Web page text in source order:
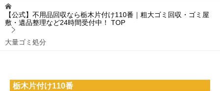
【公式】不用品回収なら栃木片付け110番｜粗大ゴミ回収・ゴミ屋
敷・遺品整理など24時間受付中！
TOP
大量ゴミ処分
栃木片付け110番